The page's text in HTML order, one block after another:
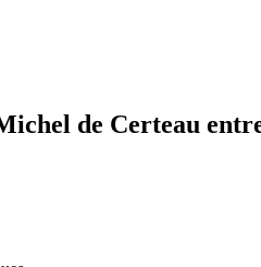
de Certeau